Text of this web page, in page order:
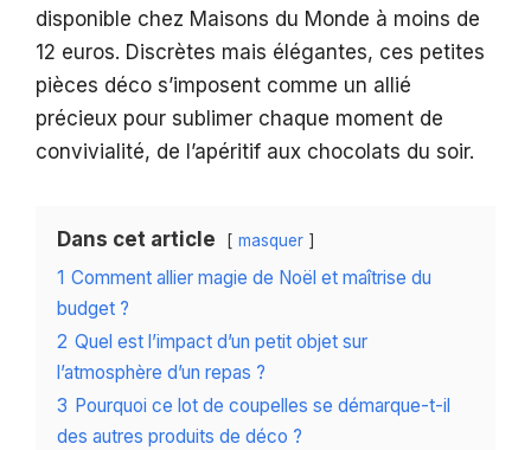
disponible chez Maisons du Monde à moins de
12 euros. Discrètes mais élégantes, ces petites
pièces déco s’imposent comme un allié
précieux pour sublimer chaque moment de
convivialité, de l’apéritif aux chocolats du soir.
Dans cet article masquer
1 Comment allier magie de Noël et maîtrise du
budget ?
2 Quel est l’impact d’un petit objet sur
l’atmosphère d’un repas ?
3 Pourquoi ce lot de coupelles se démarque-t-il
des autres produits de déco ?